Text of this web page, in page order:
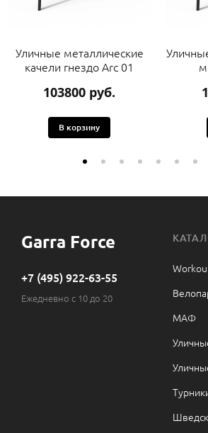
Уличные металлические
качели гнездо Arc 01
103800 руб.
В корзину
Garra Force
+7 (495) 922-63-55
Ежедневно с 10 до 20
МАФ